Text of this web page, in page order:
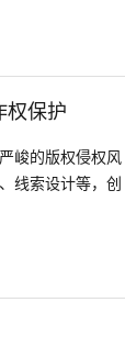
权保护
峻的版权侵权风
线索设计等，创